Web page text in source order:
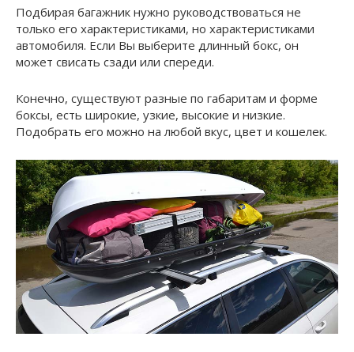
Подбирая багажник нужно руководствоваться не
только его характеристиками, но характеристиками
автомобиля. Если Вы выберите длинный бокс, он
может свисать сзади или спереди.
Конечно, существуют разные по габаритам и форме
боксы, есть широкие, узкие, высокие и низкие.
Подобрать его можно на любой вкус, цвет и кошелек.